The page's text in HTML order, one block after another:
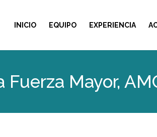
INICIO EQUIPO EXPERIENCIA
Mayor,